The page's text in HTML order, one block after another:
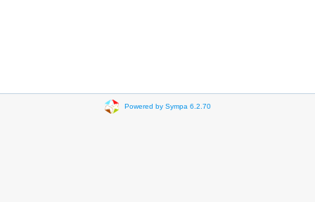
Powered by Sympa 6.2.70